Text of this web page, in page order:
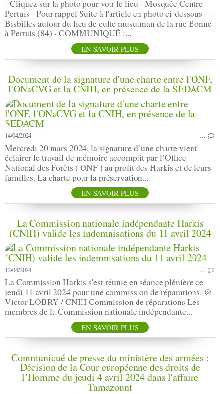
- Cliquez sur la photo pour voir le lieu - Mosquée Centre
Pertuis - Pour rappel Suite à l'article en photo ci-dessous - -
Bisbilles autour du lieu de culte musulman de la rue Bonne
à Pertuis (84) - COMMUNIQUÉ :...
EN SAVOIR PLUS
Document de la signature d'une charte entre l'ONF,
l'ONaCVG et la CNIH, en présence de la SEDACM
14/04/2024 …
Mercredi 20 mars 2024, la signature d’une charte vient
éclairer le travail de mémoire accomplit par l’Office
National des Forêts ( ONF ) au profit des Harkis et de leurs
familles. La charte pour la préservation...
EN SAVOIR PLUS
La Commission nationale indépendante Harkis
(CNIH) valide les indemnisations du 11 avril 2024
12/04/2024 …
La Commission Harkis s'est réunie en séance plénière ce
jeudi 11 avril 2024 pour une commission de réparations. @
Victor LOBRY / CNIH Commission de réparations Les
membres de la Commission nationale indépendante...
EN SAVOIR PLUS
Communiqué de presse du ministère des armées :
Décision de la Cour européenne des droits de
l’Homme du jeudi 4 avril 2024 dans l'affaire
Tamazount